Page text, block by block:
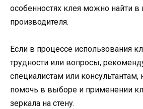
особенностях клея можно найти в
производителя.
Если в процессе использования
трудности или вопросы,
специалистам или консультантам,
помочь в выборе и применении
зеркала на стену.